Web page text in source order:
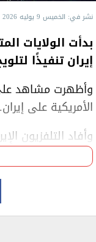
نشر في: الخميس 9 يوليه 2026 - 12:37 ص
بدأت الولايات
إيران تنفيذًا
وأظهرت مشاهد على
الأمريكية على إيران.
محيط قرية
دوي انفجارين في
وذكرت وكالة
بوشهر جنوبي إيران.